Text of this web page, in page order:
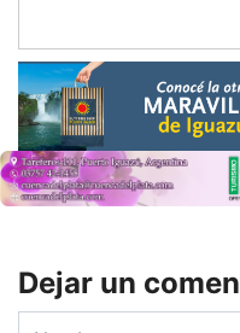
Dejar un